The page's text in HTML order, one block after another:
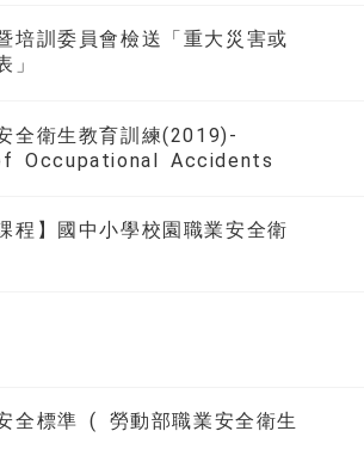
培訓委員會檢送「重大災害或
」
全衛生教育訓練(2019)-
Occupational Accidents
程】國中小學校園職業安全衛
全標準 ( 勞動部職業安全衛生